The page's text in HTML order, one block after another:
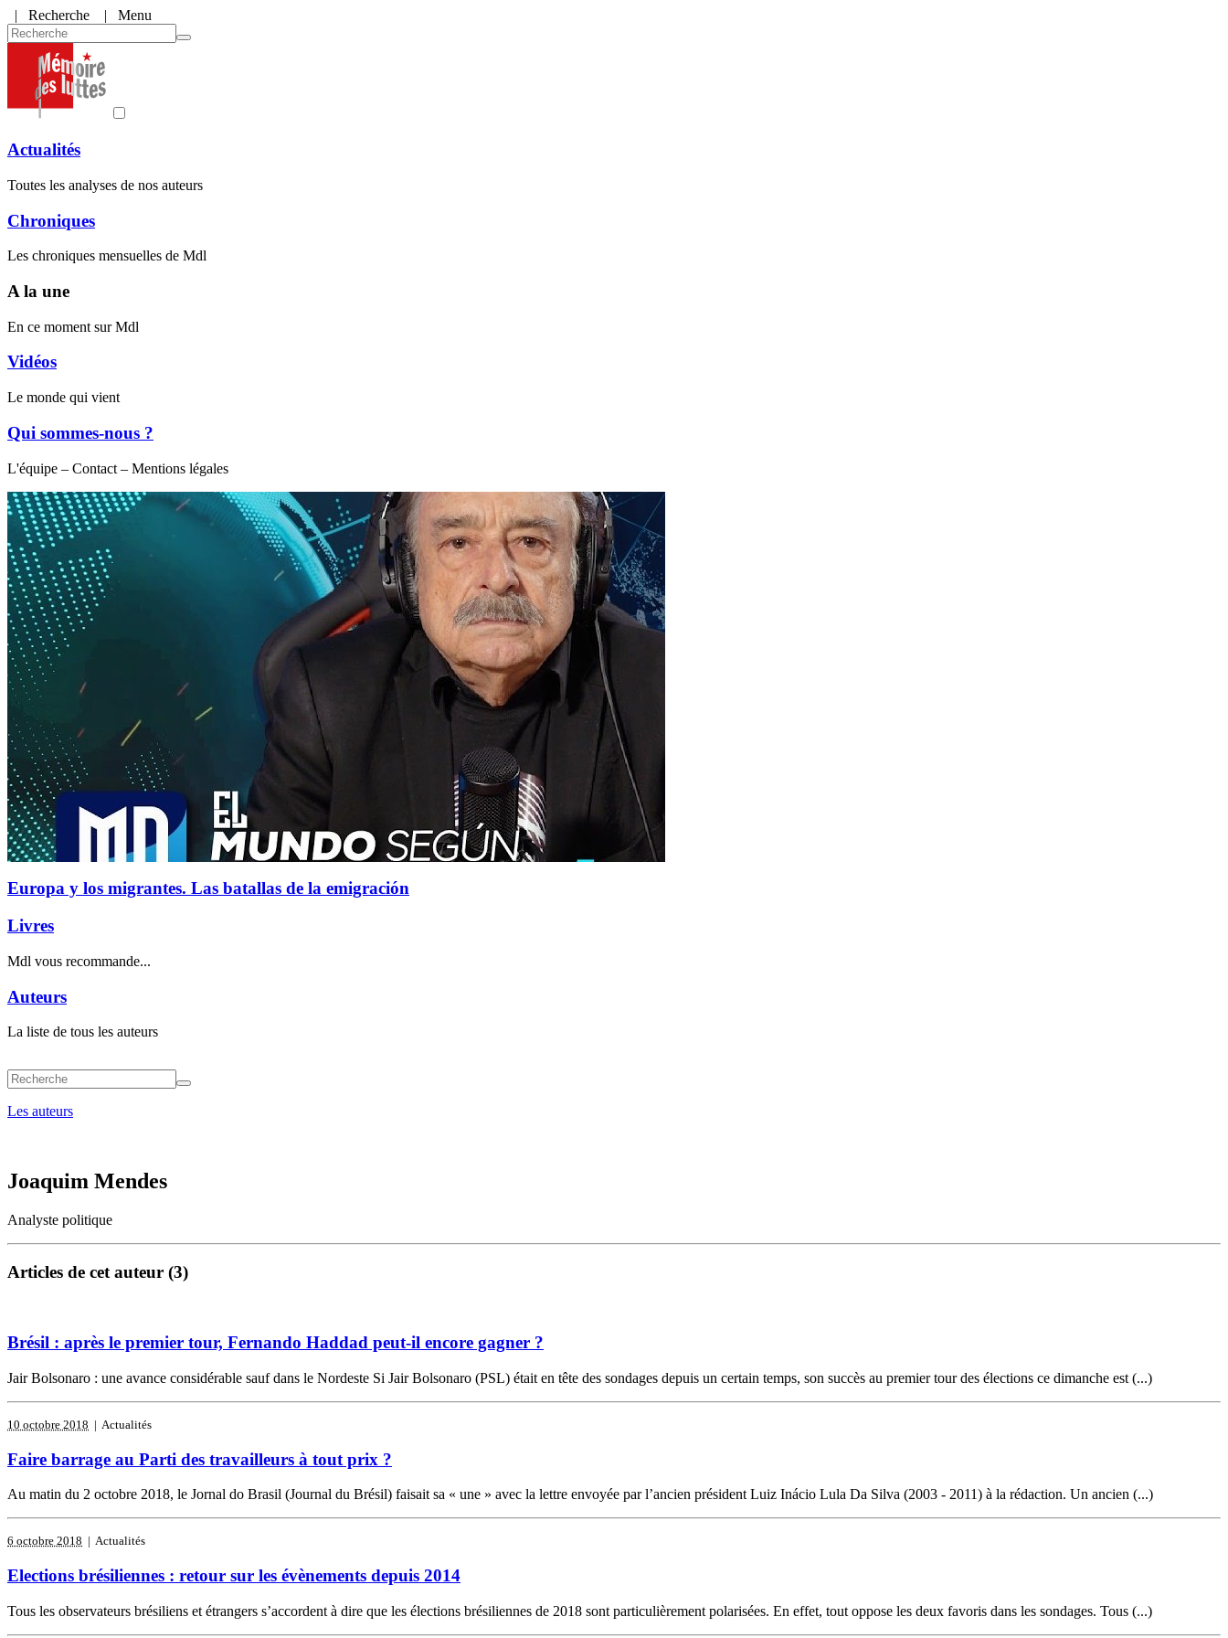
| Recherche | Menu
Actualités
Toutes les analyses de nos auteurs
Chroniques
Les chroniques mensuelles de Mdl
A la une
En ce moment sur Mdl
Vidéos
Le monde qui vient
Qui sommes-nous ?
L'équipe – Contact – Mentions légales
Europa y los migrantes. Las batallas de la emigración
Livres
Mdl vous recommande...
Auteurs
La liste de tous les auteurs
Les auteurs
Joaquim Mendes
Analyste politique
Articles de cet auteur (3)
Brésil : après le premier tour, Fernando Haddad peut-il encore gagner ?
Jair Bolsonaro : une avance considérable sauf dans le Nordeste Si Jair Bolsonaro (PSL) était en tête des sondages depuis un certain temps, son succès au premier tour des élections ce dimanche est (...)
10 octobre 2018 | Actualités
Faire barrage au Parti des travailleurs à tout prix ?
Au matin du 2 octobre 2018, le Jornal do Brasil (Journal du Brésil) faisait sa « une » avec la lettre envoyée par l’ancien président Luiz Inácio Lula Da Silva (2003 - 2011) à la rédaction. Un ancien (...)
6 octobre 2018 | Actualités
Elections brésiliennes : retour sur les évènements depuis 2014
Tous les observateurs brésiliens et étrangers s’accordent à dire que les élections brésiliennes de 2018 sont particulièrement polarisées. En effet, tout oppose les deux favoris dans les sondages. Tous (...)